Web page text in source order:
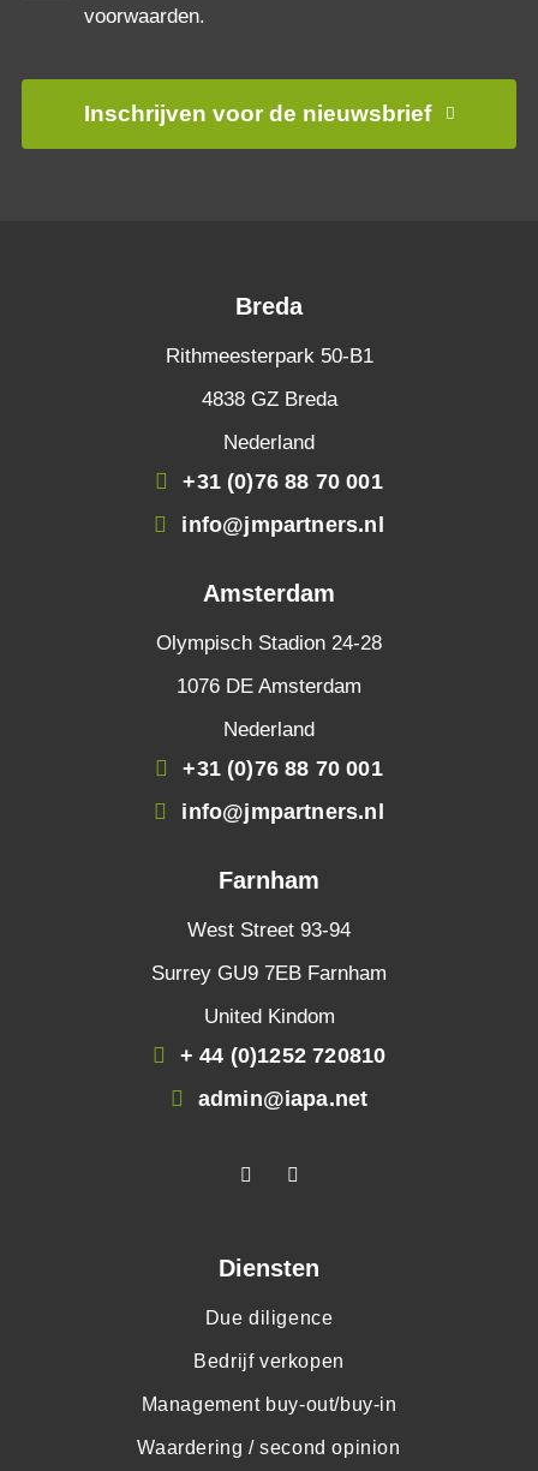
voorwaarden.
Inschrijven voor de nieuwsbrief
Breda
Rithmeesterpark 50-B1
4838 GZ Breda
Nederland
+31 (0)76 88 70 001
info@jmpartners.nl
Amsterdam
Olympisch Stadion 24-28
1076 DE Amsterdam
Nederland
+31 (0)76 88 70 001
info@jmpartners.nl
Farnham
West Street 93-94
Surrey GU9 7EB Farnham
United Kindom
+ 44 (0)1252 720810
admin@iapa.net
Diensten
Due diligence
Bedrijf verkopen
Management buy-out/buy-in
Waardering / second opinion